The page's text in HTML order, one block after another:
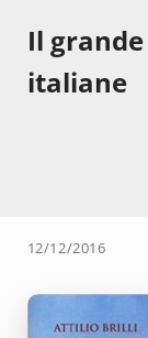
Il
italiane
12/12/2016